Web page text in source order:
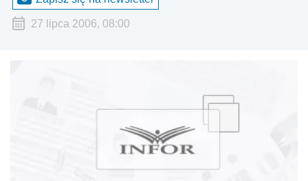
27 lipca 2006, 08:00